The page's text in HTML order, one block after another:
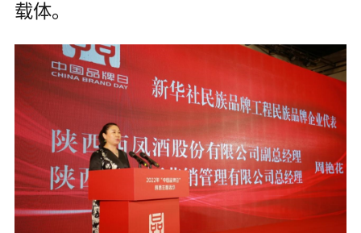
载体。